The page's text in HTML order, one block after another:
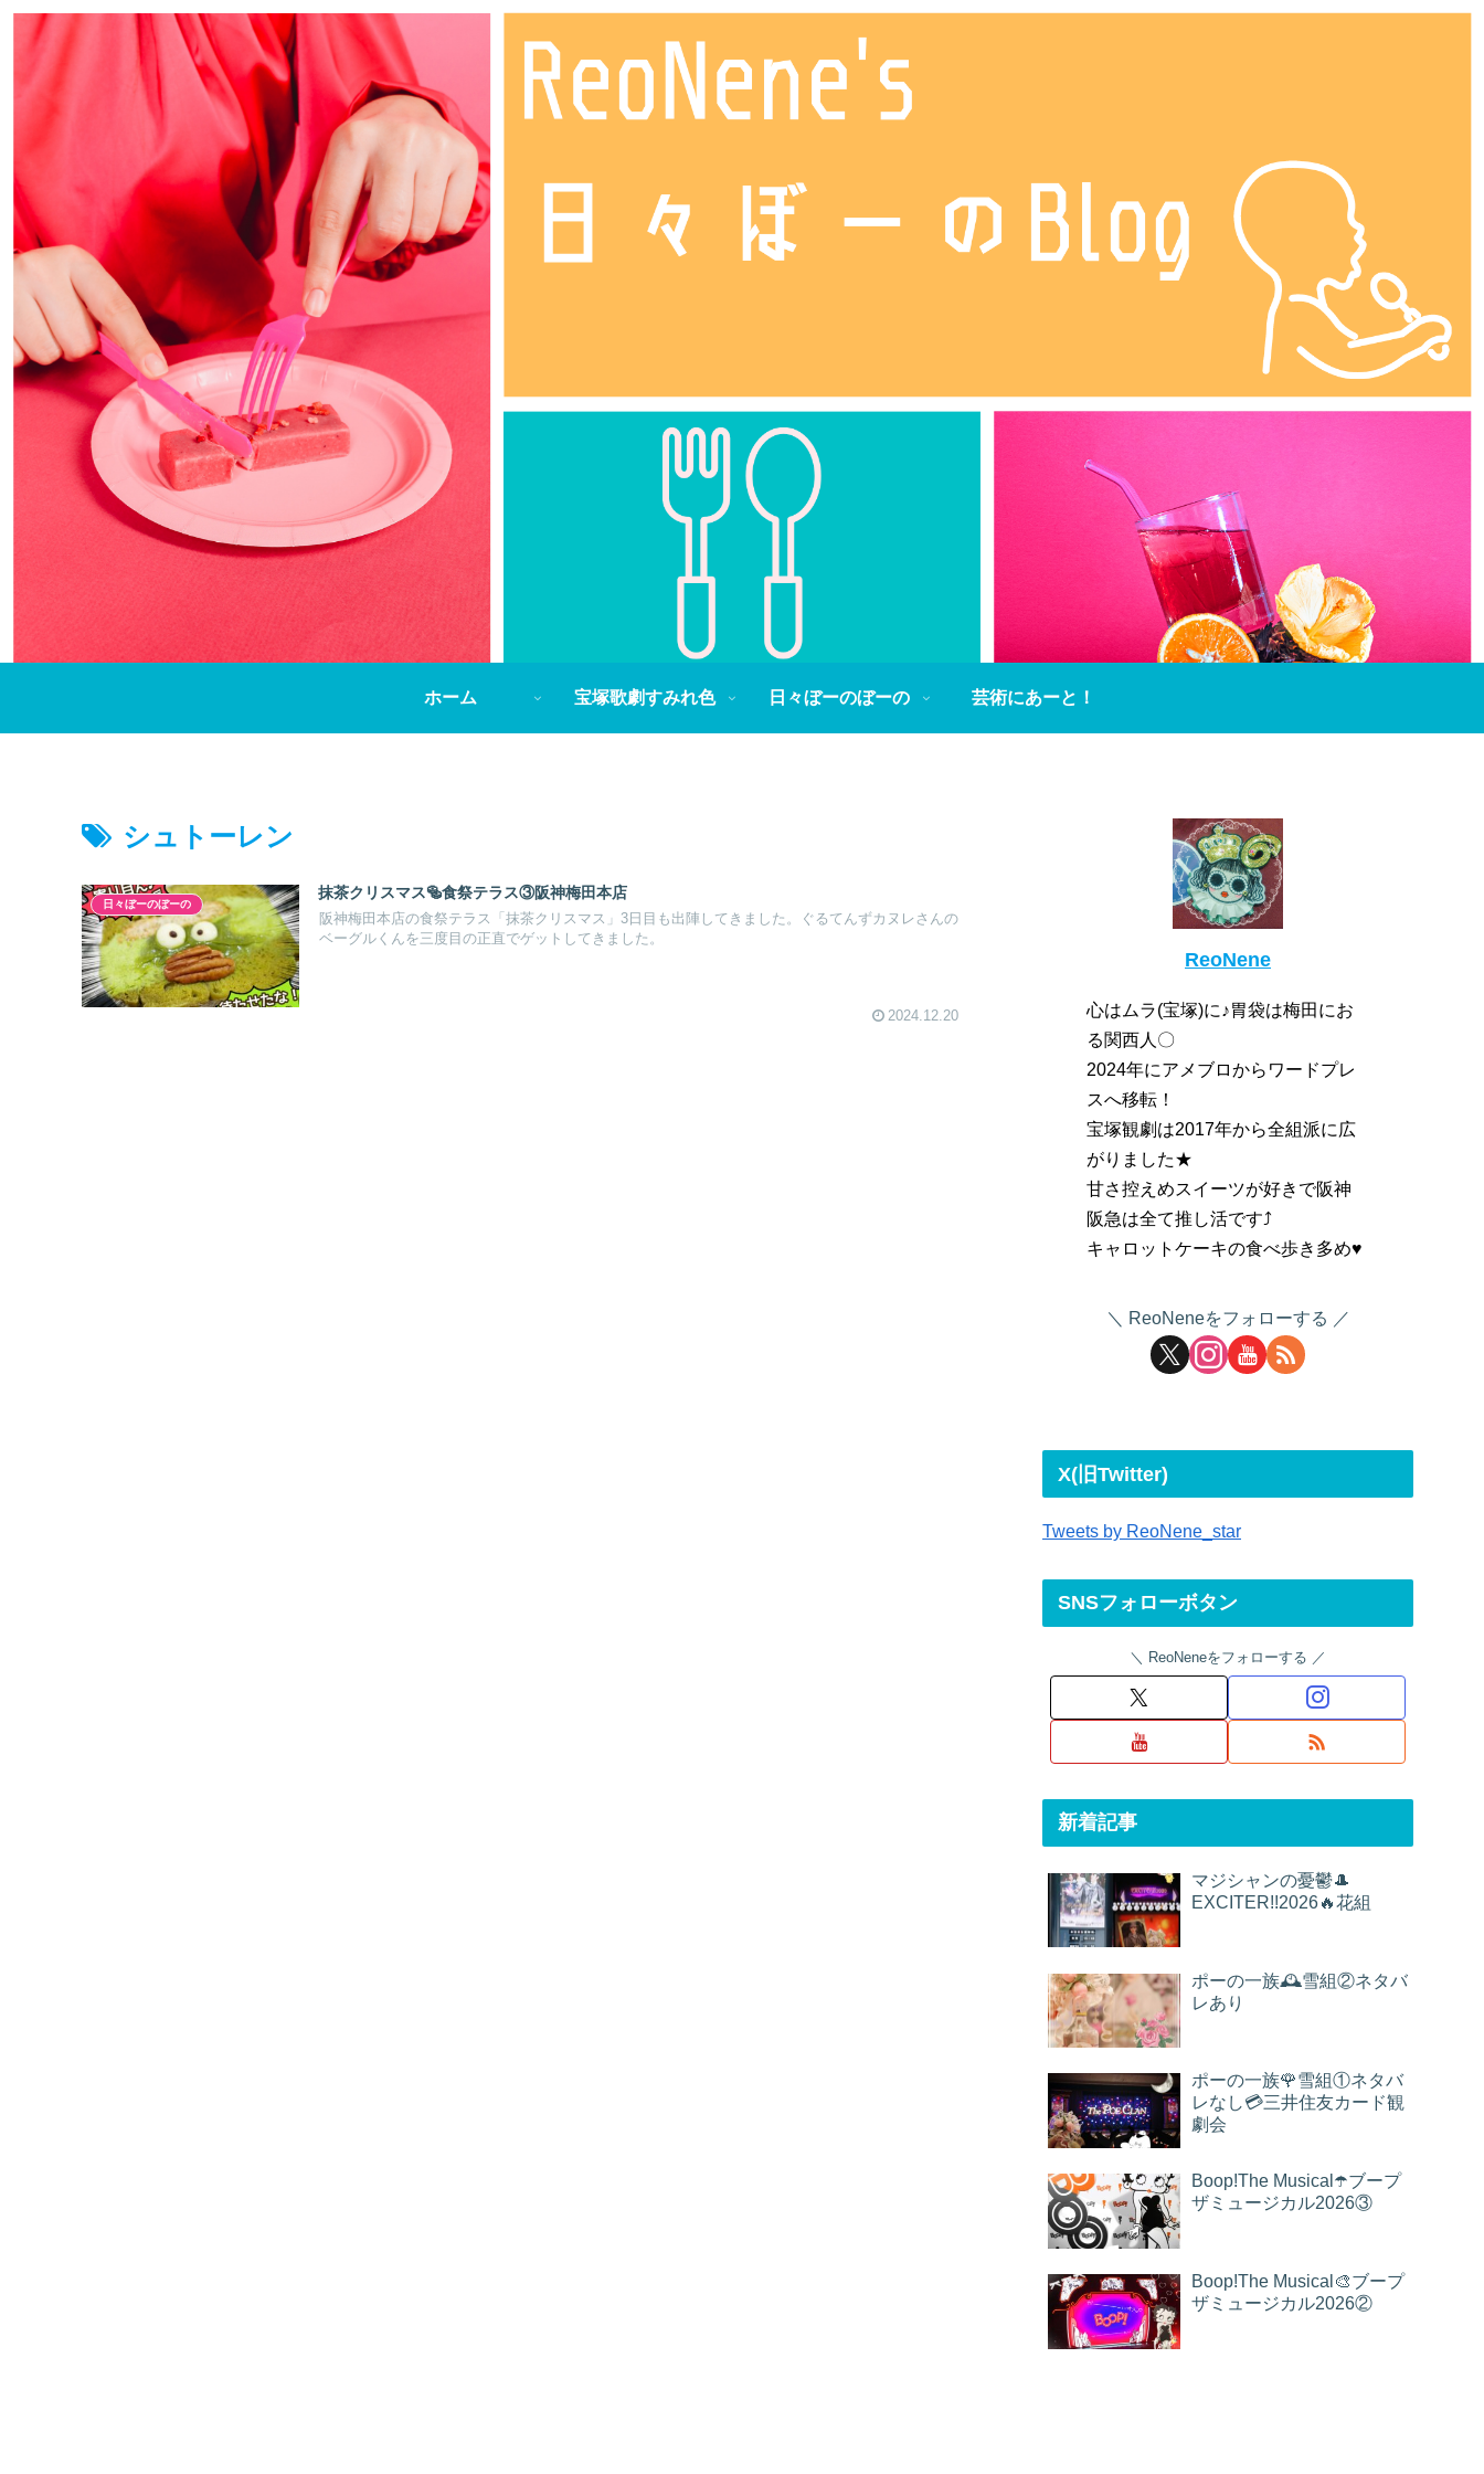
ホーム 宝塚歌劇すみれ色 日々ぼーのぼーの 芸術にあーと！
シュトーレン
日々ぼーのぼーの
抹茶クリスマス🥯食祭テラス③阪神梅田本店
阪神梅田本店の食祭テラス「抹茶クリスマス」3日目も出陣してきました。ぐるてんずカヌレさんの
ベーグルくんを三度目の正直でゲットしてきました。
2024.12.20
ReoNene
心はムラ(宝塚)に♪胃袋は梅田にお
る関西人〇
2024年にアメブロからワードプレ
スへ移転！
宝塚観劇は2017年から全組派に広
がりました★
甘さ控えめスイーツが好きで阪神
阪急は全て推し活です⤴
キャロットケーキの食べ歩き多め♥
ReoNeneをフォローする
X(旧Twitter)
Tweets by ReoNene_star
SNSフォローボタン
ReoNeneをフォローする
新着記事
マジシャンの憂鬱🎩
EXCITER!!2026🔥花組
ポーの一族🕰雪組②ネタバ
レあり
ポーの一族🌹雪組①ネタバ
レなし💳三井住友カード観
劇会
Boop!The Musical☂️ブープ
ザミュージカル2026③
Boop!The Musical🎨ブープ
ザミュージカル2026②